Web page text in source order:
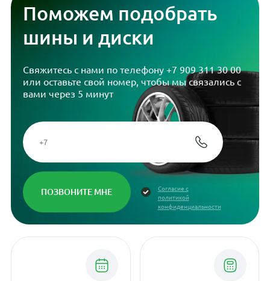
Поможем подобрать
шины и диски
Свяжитесь с нами по телефону +7 909 311 30 00
или оставьте свой номер, чтобы мы связались с
вами через 5 минут
Согласие с
политикой
конфиденциальности